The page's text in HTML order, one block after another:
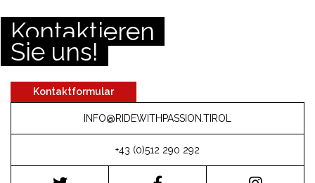
Kontaktieren
Sie uns!
Kontaktformular
INFO@RIDEWITHPASSION.TIROL
+43 (0)512 290 292